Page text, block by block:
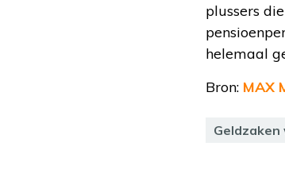
plussers
helemaal
Bron: MAX
Geldzaken